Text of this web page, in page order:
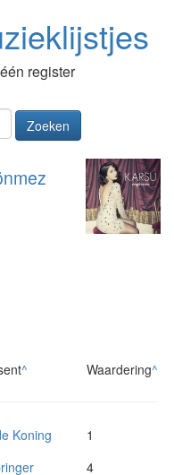
register
Zoeken
^ Waardering^
Koning
1
4